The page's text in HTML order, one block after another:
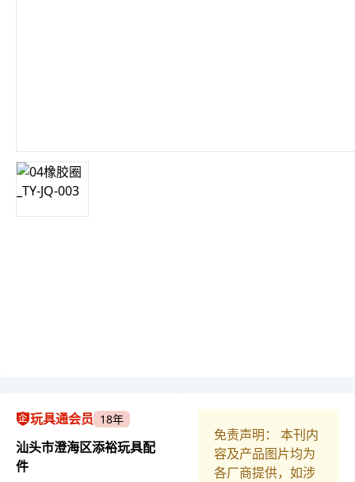
玩具通会员 18年
汕头市澄海区添裕玩具配
件
免责声明： 本刊内
容及产品图片均为
各厂商提供，如涉